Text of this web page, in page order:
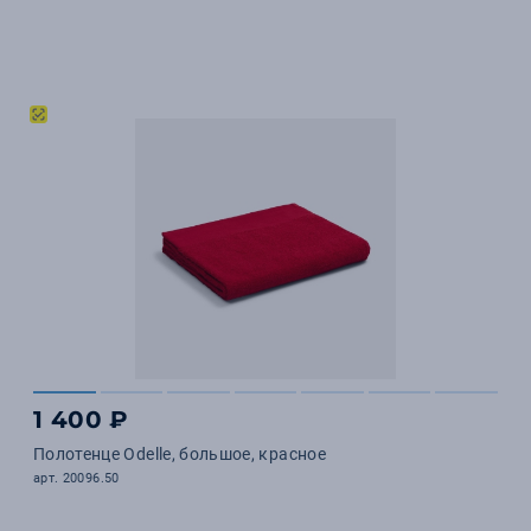
1 400 ₽
Полотенце Odelle, большое, красное
арт. 20096.50